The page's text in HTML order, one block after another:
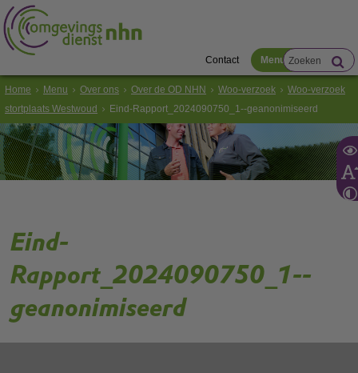
Contact Menu
Home Menu Over ons Over de OD NHN Woo-verzoek
Woo-verzoek
stortplaats Westwoud
Eind-Rapport_2024090750_1--geanonimiseerd
Eind-
Rapport_2024090750_1--
geanonimiseerd